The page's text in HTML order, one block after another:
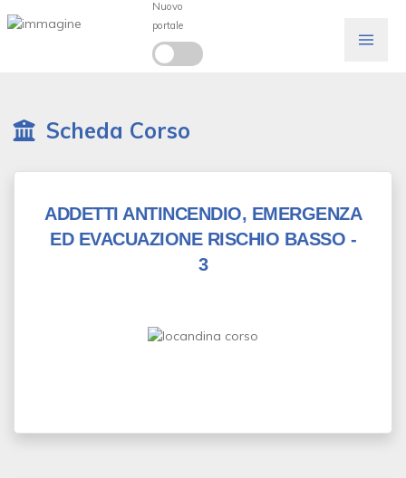
Scheda Corso
ADDETTI ANTINCENDIO, EMERGENZA
ED EVACUAZIONE RISCHIO BASSO -
3